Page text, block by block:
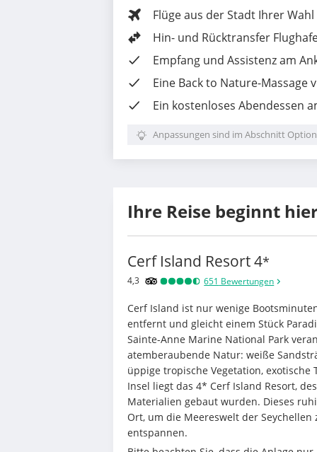
Flüge aus der Stadt Ihrer Wahl
Hin- und Rücktransfer
Empfang und Assistenz am
Eine Back to Nature-Massage
Ein kostenloses Abendessen
Anpassungen sind im Abschnitt
Ihre Reise beginnt
Cerf Island Resort4*
4,3 651 Bewertungen
Cerf Island ist nur wenige
entfernt und gleicht einem Stück
Sainte-Anne Marine National Park
atemberaubende Natur: weiße
üppige tropische Vegetation,
Insel liegt das 4* Cerf Island Resort,
Materialien gebaut wurden. Dieses
Ort, um die Meereswelt der
entspannen.